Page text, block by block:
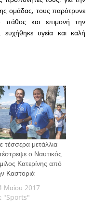
ομάδας, τους παρότρυνε
πάθος και επιμονή την
υγεία και καλή
τέσσερα μετάλλια
ο Ναυτικός
Κατερίνης από
Καστοριά
Μαΐου 2017
"Sports"